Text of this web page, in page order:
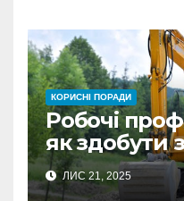
КОРИСНІ ПОРАДИ
Робочі
як здобути
гідні гроші
ЛИС 21, 2025